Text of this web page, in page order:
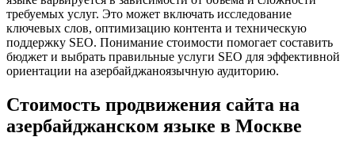
требуемых услуг. Это может включать исследование
ключевых слов, оптимизацию контента и техническую
поддержку SEO. Понимание стоимости помогает составить
бюджет и выбрать правильные услуги SEO для эффективной
ориентации на азербайджаноязычную аудиторию.
Стоимость продвижения сайта на
азербайджанском языке в Москве